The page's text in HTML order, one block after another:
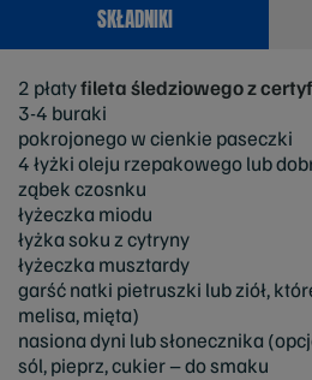
SKŁADNIKI
2 płatyfileta śledziowego z
3-4 buraki
pokrojonego w cienkie paseczki
4 łyżki oleju rzepakowego lub
ząbek czosnku
łyżeczka miodu
łyżka soku z cytryny
łyżeczka musztardy
garść natki pietruszki lub ziół,
melisa, mięta)
nasiona dyni lub słonecznika
sól, pieprz, cukier – do smaku